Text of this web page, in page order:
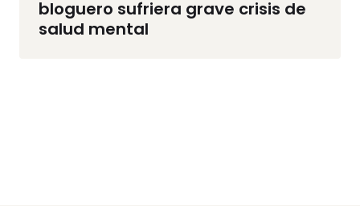
bloguero sufriera grave crisis de
salud mental